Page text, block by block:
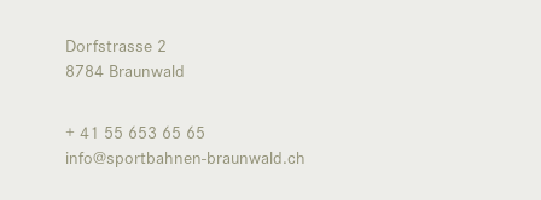
Dorfstrasse 2
8784 Braunwald
+ 41 55 653 65 65
info@sportbahnen-braunwald.ch